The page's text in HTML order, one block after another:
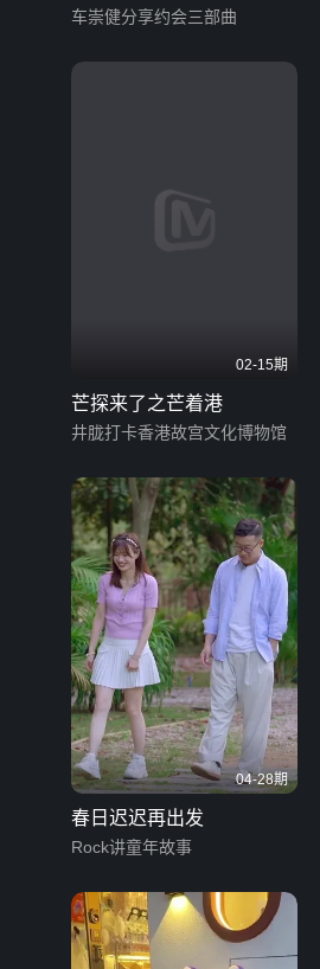
车崇健分享约会三部曲
02-15期
芒探来了之芒着港
井胧打卡香港故宫文化博物馆
04-28期
春日迟迟再出发
Rock讲童年故事